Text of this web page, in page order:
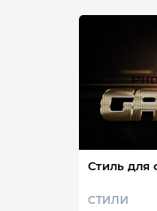
Стиль для
СТИЛИ